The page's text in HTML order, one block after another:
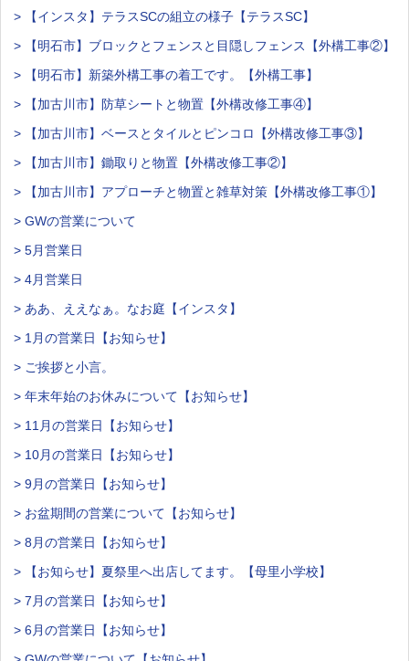
> 【インスタ】テラスSCの組立の様子【テラスSC】
> 【明石市】ブロックとフェンスと目隠しフェンス【外構工事②】
> 【明石市】新築外構工事の着工です。【外構工事】
> 【加古川市】防草シートと物置【外構改修工事④】
> 【加古川市】ベースとタイルとピンコロ【外構改修工事③】
> 【加古川市】鋤取りと物置【外構改修工事②】
> 【加古川市】アプローチと物置と雑草対策【外構改修工事①】
> GWの営業について
> 5月営業日
> 4月営業日
> ああ、ええなぁ。なお庭【インスタ】
> 1月の営業日【お知らせ】
> ご挨拶と小言。
> 年末年始のお休みについて【お知らせ】
> 11月の営業日【お知らせ】
> 10月の営業日【お知らせ】
> 9月の営業日【お知らせ】
> お盆期間の営業について【お知らせ】
> 8月の営業日【お知らせ】
> 【お知らせ】夏祭里へ出店してます。【母里小学校】
> 7月の営業日【お知らせ】
> 6月の営業日【お知らせ】